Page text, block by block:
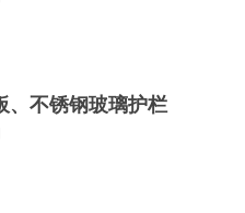
、不锈钢玻璃护栏